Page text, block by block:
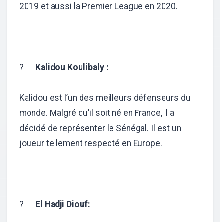
2019 et aussi la Premier League en 2020.
? Kalidou Koulibaly :
Kalidou est l’un des meilleurs défenseurs du
monde. Malgré qu’il soit né en France, il a
décidé de représenter le Sénégal. Il est un
joueur tellement respecté en Europe.
? El Hadji Diouf: